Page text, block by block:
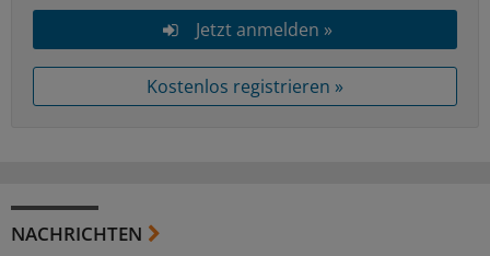
Jetzt anmelden »
Kostenlos registrieren »
NACHRICHTEN